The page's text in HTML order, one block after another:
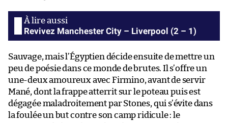
Revivez Manchester City – Liverpool (2 – 1)
Sauvage, mais l’Égyptien décide ensuite de mettre un
peu de poésie dans ce monde de brutes. Il s’offre un
une-deux amoureux avec Firmino, avant de servir
Mané, dont la frappe atterrit sur le poteau puis est
dégagée maladroitement par Stones, qui s’évite dans
la foulée un but contre son camp ridicule : le